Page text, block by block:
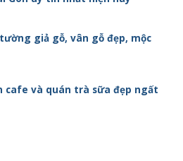
giả gỗ, vân gỗ đẹp, mộc
cafe và quán trà sữa đẹp ngất